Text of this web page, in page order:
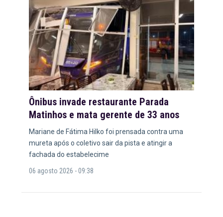
Ônibus invade restaurante Parada
Matinhos e mata gerente de 33 anos
Mariane de Fátima Hilko foi prensada contra uma
mureta após o coletivo sair da pista e atingir a
fachada do estabelecime
06 agosto 2026 - 09:38